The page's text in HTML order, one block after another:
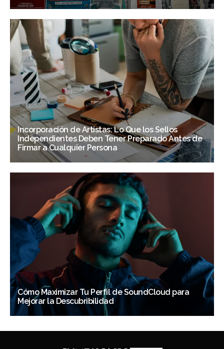
Incorporación de Artistas: Lo Que los Sellos
Independientes Deben Tener Preparado Antes de
Firmar a Cualquier Persona
Cómo Maximizar Tu Perfil de SoundCloud para
Mejorar la Descubribilidad